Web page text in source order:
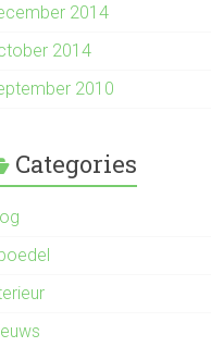
2014
2014
2010
Categories